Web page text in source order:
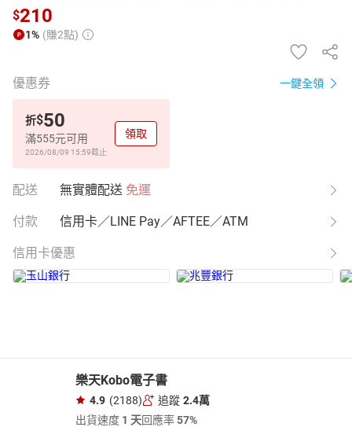
$210
1% (賺2點)
優惠券 一鍵全領
折$50
滿555元可用
2026/08/09 15:59截止
領取
配送 無實體配送 免運
付款 信用卡／LINE Pay／AFTEE／ATM
信用卡優惠
樂天Kobo電子書
4.9 (2188) 追蹤 2.4萬
出貨速度 1 天回應率57%